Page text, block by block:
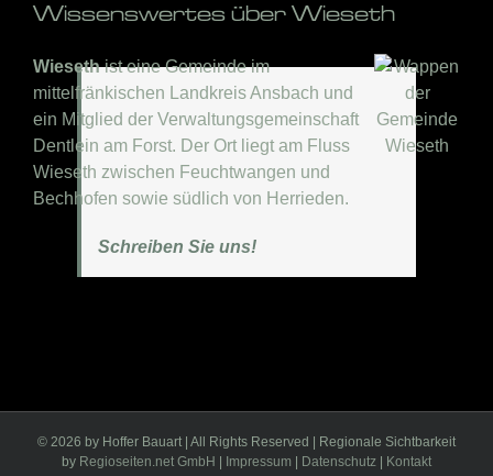
Wissenswertes über Wieseth
Wiesethist eine Gemeinde im
mittelfränkischen Landkreis Ansbach und
ein Mitglied der Verwaltungsgemeinschaft
Dentlein am Forst. Der Ort liegt am Fluss
Wieseth zwischen Feuchtwangen und
Bechhofen sowie südlich von Herrieden.
Schreiben Sie uns!
© 2026 by Hoffer Bauart | All Rights Reserved | Regionale Sichtbarkeit
by Regioseiten.net GmbH | Impressum | Datenschutz | Kontakt